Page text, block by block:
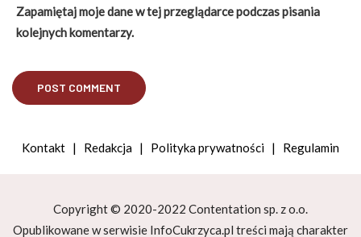
Zapamiętaj moje dane w tej przeglądarce podczas pisania
kolejnych komentarzy.
Kontakt | Redakcja | Polityka prywatności | Regulamin
Copyright © 2020-2022 Contentation sp. z o.o.
Opublikowane w serwisie InfoCukrzyca.pl treści mają charakter